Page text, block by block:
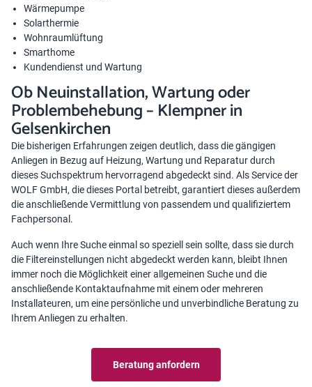
Wärmepumpe
Solarthermie
Wohnraumlüftung
Smarthome
Kundendienst und Wartung
Ob Neuinstallation, Wartung oder
Problembehebung – Klempner in
Gelsenkirchen
Die bisherigen Erfahrungen zeigen deutlich, dass die gängigen
Anliegen in Bezug auf Heizung, Wartung und Reparatur durch
dieses Suchspektrum hervorragend abgedeckt sind. Als Service der
WOLF GmbH, die dieses Portal betreibt, garantiert dieses außerdem
die anschließende Vermittlung von passendem und qualifiziertem
Fachpersonal.
Auch wenn Ihre Suche einmal so speziell sein sollte, dass sie durch
die Filtereinstellungen nicht abgedeckt werden kann, bleibt Ihnen
immer noch die Möglichkeit einer allgemeinen Suche und die
anschließende Kontaktaufnahme mit einem oder mehreren
Installateuren, um eine persönliche und unverbindliche Beratung zu
Ihrem Anliegen zu erhalten.
Beratung anfordern